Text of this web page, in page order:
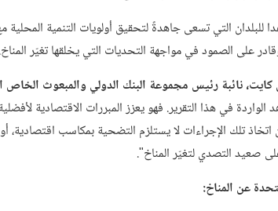
للبلدان التي تسعى جاهدةً لتحقيق أولويات التنمية
على الصمود في مواجهة التحديات التي يخلقها تغيّر المناخ.
نائبة رئيس مجموعة البنك الدولي والمبعوث الخاص
في هذا التقرير. فهو يعزز المبررات الاقتصادية
اتخاذ تلك الإجراءات لا يستلزم التضحية بمكاسب اقتصادية،
صعيد التصدي لتغيّر المناخ".
عن المناخ: